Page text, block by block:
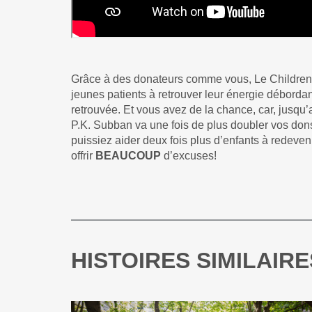
Grâce à des donateurs comme vous, Le
jeunes patients à retrouver leur énergie
retrouvée. Et vous avez de la chance, car,
P.K. Subban va une fois de plus doubler vos
puissiez aider deux fois plus d’enfants à
offrir BEAUCOUP d’excuses!
HISTOIRES